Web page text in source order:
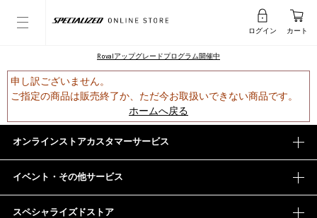
ログイン カート
Rovalアップグレードプログラム開催中
申し訳ございません。
ご指定の商品は販売終了か、ただ今お取扱いできない商品です。
ホームへ戻る
オンラインストアカスタマーサービス
イベント・その他サービス
スペシャライズドストア